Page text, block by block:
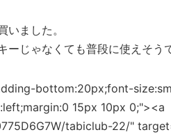
ました。
じゃなくても普段に使えそう
bottom:20px;font-
15px 10px 0;"><a
tabiclub-22/"